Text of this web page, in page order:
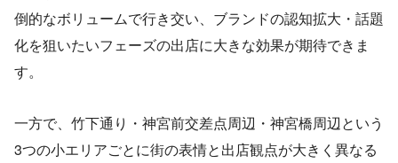
倒的なボリュームで行き交い、ブランドの認知拡大・話題
化を狙いたいフェーズの出店に大きな効果が期待できま
す。
一方で、竹下通り・神宮前交差点周辺・神宮橋周辺という
3つの小エリアごとに街の表情と出店観点が大きく異なる